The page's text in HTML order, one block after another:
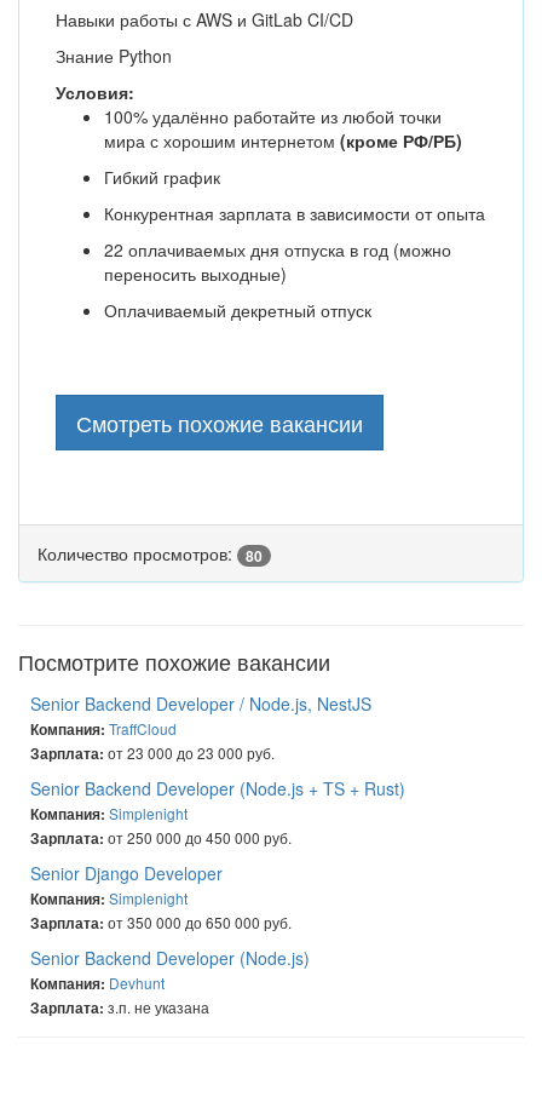
Навыки работы с AWS и GitLab CI/CD
Знание Python
Условия:
100% удалённо работайте из любой точки
мира с хорошим интернетом (кроме РФ/РБ)
Гибкий график
Конкурентная зарплата в зависимости от опыта
22 оплачиваемых дня отпуска в год (можно
переносить выходные)
Оплачиваемый декретный отпуск
Смотреть похожие вакансии
Количество просмотров: 80
Посмотрите похожие вакансии
Senior Backend Developer / Node.js, NestJS
Компания: TraffCloud
Зарплата: от 23 000 до 23 000 руб.
Senior Backend Developer (Node.js + TS + Rust)
Компания: Simplenight
Зарплата: от 250 000 до 450 000 руб.
Senior Django Developer
Компания: Simplenight
Зарплата: от 350 000 до 650 000 руб.
Senior Backend Developer (Node.js)
Компания: Devhunt
Зарплата: з.п. не указана